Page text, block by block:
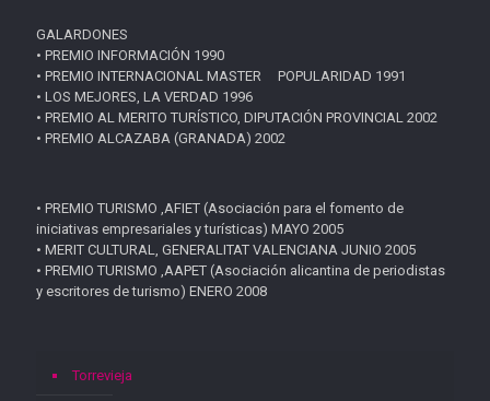
GALARDONES
• PREMIO INFORMACIÓN 1990
• PREMIO INTERNACIONAL MASTER POPULARIDAD 1991
• LOS MEJORES, LA VERDAD 1996
• PREMIO AL MERITO TURÍSTICO, DIPUTACIÓN PROVINCIAL 2002
• PREMIO ALCAZABA (GRANADA) 2002
• PREMIO TURISMO ,AFIET (Asociación para el fomento de
iniciativas empresariales y turísticas) MAYO 2005
• MERIT CULTURAL, GENERALITAT VALENCIANA JUNIO 2005
• PREMIO TURISMO ,AAPET (Asociación alicantina de periodistas
y escritores de turismo) ENERO 2008
Torrevieja